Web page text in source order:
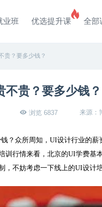
业班 优选提升课 全部
贵？要多少钱？
不贵？要多少钱？
浏览 6837 来源：
？众所周知， UI设计行业的薪
训行情来看，北京的UI学费基
，不妨考虑一下线上的UI设计